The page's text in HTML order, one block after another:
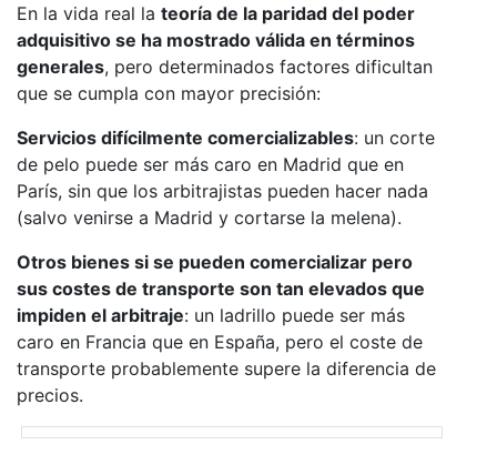
En la vida real la teoría de la paridad del poder
adquisitivo se ha mostrado válida en términos
generales, pero determinados factores dificultan
que se cumpla con mayor precisión:
Servicios difícilmente comercializables: un corte
de pelo puede ser más caro en Madrid que en
París, sin que los arbitrajistas pueden hacer nada
(salvo venirse a Madrid y cortarse la melena).
Otros bienes si se pueden comercializar pero
sus costes de transporte son tan elevados que
impiden el arbitraje: un ladrillo puede ser más
caro en Francia que en España, pero el coste de
transporte probablemente supere la diferencia de
precios.